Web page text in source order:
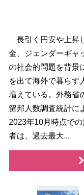
長引く円安や上昇
金、ジェンダーギャ
の社会的問題を背景
を出て海外で暮らす
増えている。外務省
留邦人数調査統計に
2023年10月時点で
者は、過去最大...